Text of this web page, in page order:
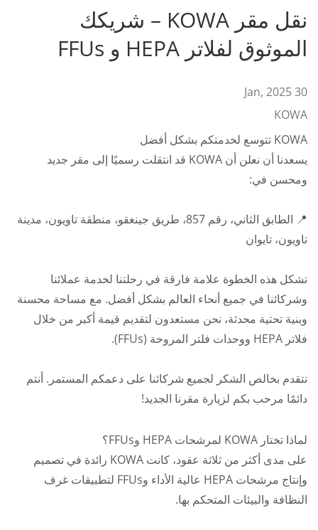
نقل مقر KOWA – شريكك
الموثوق لفلاتر HEPA و FFUs
30 Jan, 2025
KOWA
KOWA تتوسع لخدمتكم بشكل أفضل
يسعدنا أن نعلن أن KOWA قد انتقلت رسميًا إلى مقر جديد
ومحسن في:
📍 الطابق الثاني، رقم 857، طريق جينغقو، منطقة تاويون، مدينة
تاويون، تايوان
تشكل هذه الخطوة علامة فارقة في رحلتنا لخدمة عملائنا
وشركائنا في جميع أنحاء العالم بشكل أفضل. مع مساحة محسنة
وبنية تحتية محدثة، نحن مستعدون لتقديم قيمة أكبر من خلال
فلاتر HEPA ووحدات فلتر المروحة (FFUs).
نتقدم بخالص الشكر لجميع شركائنا على دعمكم المستمر. أنتم
دائمًا مرحب بكم لزيارة مقرنا الجديد!
لماذا تختار KOWA لمرشحات HEPA وFFUs؟
على مدى أكثر من ثلاثة عقود، كانت KOWA رائدة في تصميم
وإنتاج مرشحات HEPA عالية الأداء وFFUs لتطبيقات غرف
النظافة والبيئات المتحكم بها.